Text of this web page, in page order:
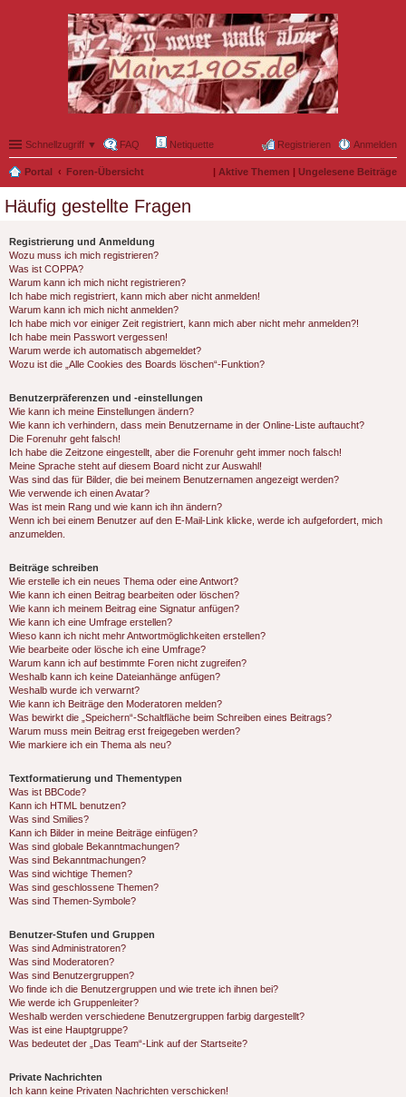
Schnellzugriff ▼ FAQ Netiquette Anmelden
Registrieren
Portal Foren-Übersicht | Aktive Themen | Ungelesene Beiträge
Häufig gestellte Fragen
Registrierung und Anmeldung
Wozu muss ich mich registrieren?
Was ist COPPA?
Warum kann ich mich nicht registrieren?
Ich habe mich registriert, kann mich aber nicht anmelden!
Warum kann ich mich nicht anmelden?
Ich habe mich vor einiger Zeit registriert, kann mich aber nicht mehr anmelden?!
Ich habe mein Passwort vergessen!
Warum werde ich automatisch abgemeldet?
Wozu ist die „Alle Cookies des Boards löschen“-Funktion?
Benutzerpräferenzen und -einstellungen
Wie kann ich meine Einstellungen ändern?
Wie kann ich verhindern, dass mein Benutzername in der Online-Liste auftaucht?
Die Forenuhr geht falsch!
Ich habe die Zeitzone eingestellt, aber die Forenuhr geht immer noch falsch!
Meine Sprache steht auf diesem Board nicht zur Auswahl!
Was sind das für Bilder, die bei meinem Benutzernamen angezeigt werden?
Wie verwende ich einen Avatar?
Was ist mein Rang und wie kann ich ihn ändern?
Wenn ich bei einem Benutzer auf den E-Mail-Link klicke, werde ich aufgefordert, mich
anzumelden.
Beiträge schreiben
Wie erstelle ich ein neues Thema oder eine Antwort?
Wie kann ich einen Beitrag bearbeiten oder löschen?
Wie kann ich meinem Beitrag eine Signatur anfügen?
Wie kann ich eine Umfrage erstellen?
Wieso kann ich nicht mehr Antwortmöglichkeiten erstellen?
Wie bearbeite oder lösche ich eine Umfrage?
Warum kann ich auf bestimmte Foren nicht zugreifen?
Weshalb kann ich keine Dateianhänge anfügen?
Weshalb wurde ich verwarnt?
Wie kann ich Beiträge den Moderatoren melden?
Was bewirkt die „Speichern“-Schaltfläche beim Schreiben eines Beitrags?
Warum muss mein Beitrag erst freigegeben werden?
Wie markiere ich ein Thema als neu?
Textformatierung und Thementypen
Was ist BBCode?
Kann ich HTML benutzen?
Was sind Smilies?
Kann ich Bilder in meine Beiträge einfügen?
Was sind globale Bekanntmachungen?
Was sind Bekanntmachungen?
Was sind wichtige Themen?
Was sind geschlossene Themen?
Was sind Themen-Symbole?
Benutzer-Stufen und Gruppen
Was sind Administratoren?
Was sind Moderatoren?
Was sind Benutzergruppen?
Wo finde ich die Benutzergruppen und wie trete ich ihnen bei?
Wie werde ich Gruppenleiter?
Weshalb werden verschiedene Benutzergruppen farbig dargestellt?
Was ist eine Hauptgruppe?
Was bedeutet der „Das Team“-Link auf der Startseite?
Private Nachrichten
Ich kann keine Privaten Nachrichten verschicken!